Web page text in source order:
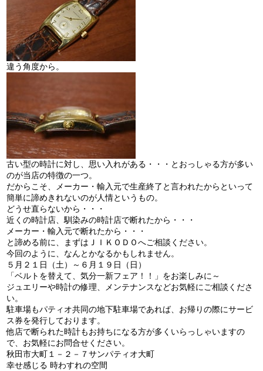
違う角度から。
古い型の時計に対し、思い入れがある・・・とおっしゃる方が多い
のが当店の特徴の一つ。
だからこそ、メーカー・輸入元で生産終了と言われたからといって
簡単に諦めきれないのが人情というもの。
どうせ直らないから・・・
近くの時計店、馴染みの時計店で断れたから・・・
メーカー・輸入元で断れたから・・・
と諦める前に、まずはＪＩＫＯＤＯへご相談ください。
今回のように、なんとかなるかもしれません。
５月２１日（土）～６月１９日（日）
「ベルトを替えて、気分一新フェア！！」をお楽しみに～
ジュエリーや時計の修理、メンテナンスなどお気軽にご相談くださ
い。
駐車場もパティオ共同の地下駐車場であれば、お帰りの際にサービ
ス券を発行しております。
他店で断られた時計もお持ちになる方が多くいらっしゃいますの
で、お気軽にお問合せください。
秋田市大町１－２－７サンパティオ大町
幸せ感じる 時わすれの空間